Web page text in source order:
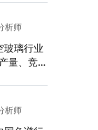
析师
玻璃行业
量、竞争
玻璃产量
析师